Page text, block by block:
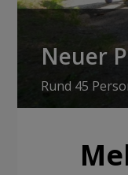
Neuer
Rund 45